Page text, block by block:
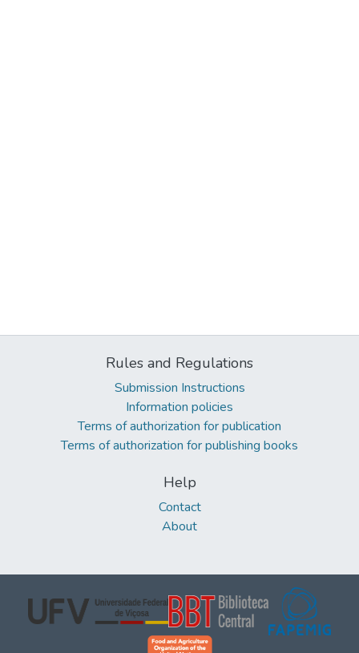
Rules and Regulations
Submission Instructions
Information policies
Terms of authorization for publication
Terms of authorization for publishing books
Help
Contact
About